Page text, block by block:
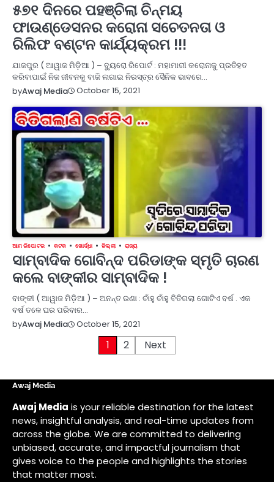
୫୭୧ ଦିନରେ ପହଞ୍ଚିଲା ଚିନ୍ମୟ
ଫାଉଣ୍ଡେସନର କରୋନା ସଚେତନତା ଓ
ରିଲିଫ ବଣ୍ଟନ କାର୍ଯ୍ୟକ୍ରମ !!!
ଯାଜପୁର ( ଆୱାଜ ମିଡ଼ିଆ ) – ବ୍ୟୁରୋ ରିପୋର୍ଟ : ମହାମାରୀ କରୋନାକୁ ପ୍ରତିହତ
କରିବାପାଇଁ ନିଜ ଜୀବନକୁ ବାଜି ଲଗାଇ ନିରସ୍ତ୍ର ସୈନିକ ଭାବରେ…
byAwaj Media October 15, 2021
ଆମ ରିପୋଟର କଟକ ଖୋର୍ଦ୍ଧା ଜିଲ୍ଲା ରାଜ୍ୟ
ସାମ୍ବାଦିକ ଗୋବିନ୍ଦ ପରିଡାଙ୍କ ସ୍ମୃତି ଚାରଣ
କଲେ ବାଙ୍କୀର ସାମ୍ବାଦିକ !
ବାଙ୍କୀ ( ଆୱାଜ ମିଡ଼ିଆ ) – ଅନନ୍ତ ରଣା : ଚାଁହୁ ଚାଁହୁ ବିତିଗଲା ଗୋଟିଏ ବର୍ଷ . ଏକ
ବର୍ଷ ତଳେ ଘର ପରିବାର…
byAwaj Media October 15, 2021
1 2 Next
Awaj Media
Awaj Media is your reliable destination for the latest
news, insightful analysis, and real-time updates from
across the globe. We are committed to delivering
unbiased, accurate, and impactful journalism that
gives voice to the people and highlights the stories
that matter most.